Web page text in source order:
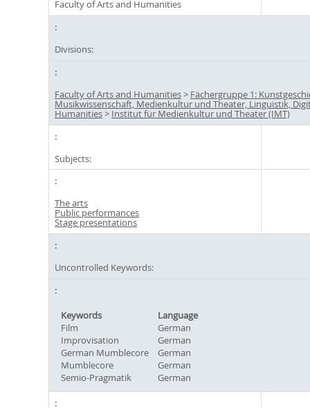
Faculty of Arts and Humanities
Divisions:
Faculty of Arts and Humanities> Fächergruppe 1:
Musikwissenschaft, Medienkultur und Theater, Linguistik,
Humanities> Institut für Medienkultur und Theater (IMT)
Subjects:
The arts
Public performances
Stage presentations
Uncontrolled Keywords:
Keywords
Language
Film
German
Improvisation
German
German Mumblecore
German
Mumblecore
German
Semio-Pragmatik
German